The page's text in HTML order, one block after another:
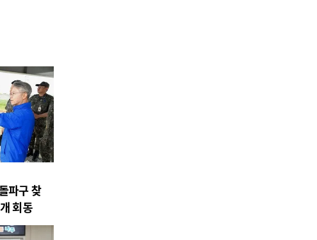
파구 찾
회동